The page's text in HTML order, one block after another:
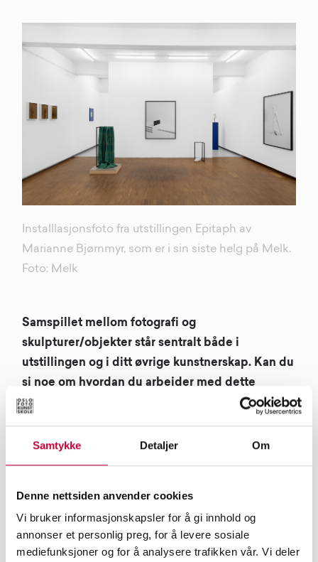
Samtykke Detaljer Om
Denne nettsiden anvender cookies
Vi bruker informasjonskapsler for å gi innhold og
annonser et personlig preg, for å levere sosiale
mediefunksjoner og for å analysere trafikken vår. Vi deler
Installlasjonsfoto fra utstillingen Epitaph av
Marianne Bjørnmyr, som er i sin siste helg på Melk.
Foto: Melk
Samspillet mellom fotografi og
skulpturer/objekter står sentralt både i
utstillingen og i ditt øvrige kunstnerskap. Kan du
si noe om hvordan du arbeider med dette
samspillet?
Fotografiet og de støpte objektene deler referanser
til hverandre i måten de kopierer og multipliserer.
De er i dette prosjektet ikke til bruk, og har ingen
kulturell eller økonomisk verdi bortsett fra sin egen
posisjon som et kunstverk. Gjennom en bevisst
distansering fra de originale materialene og
håndverket bruker jeg verktøy og maskiner for å